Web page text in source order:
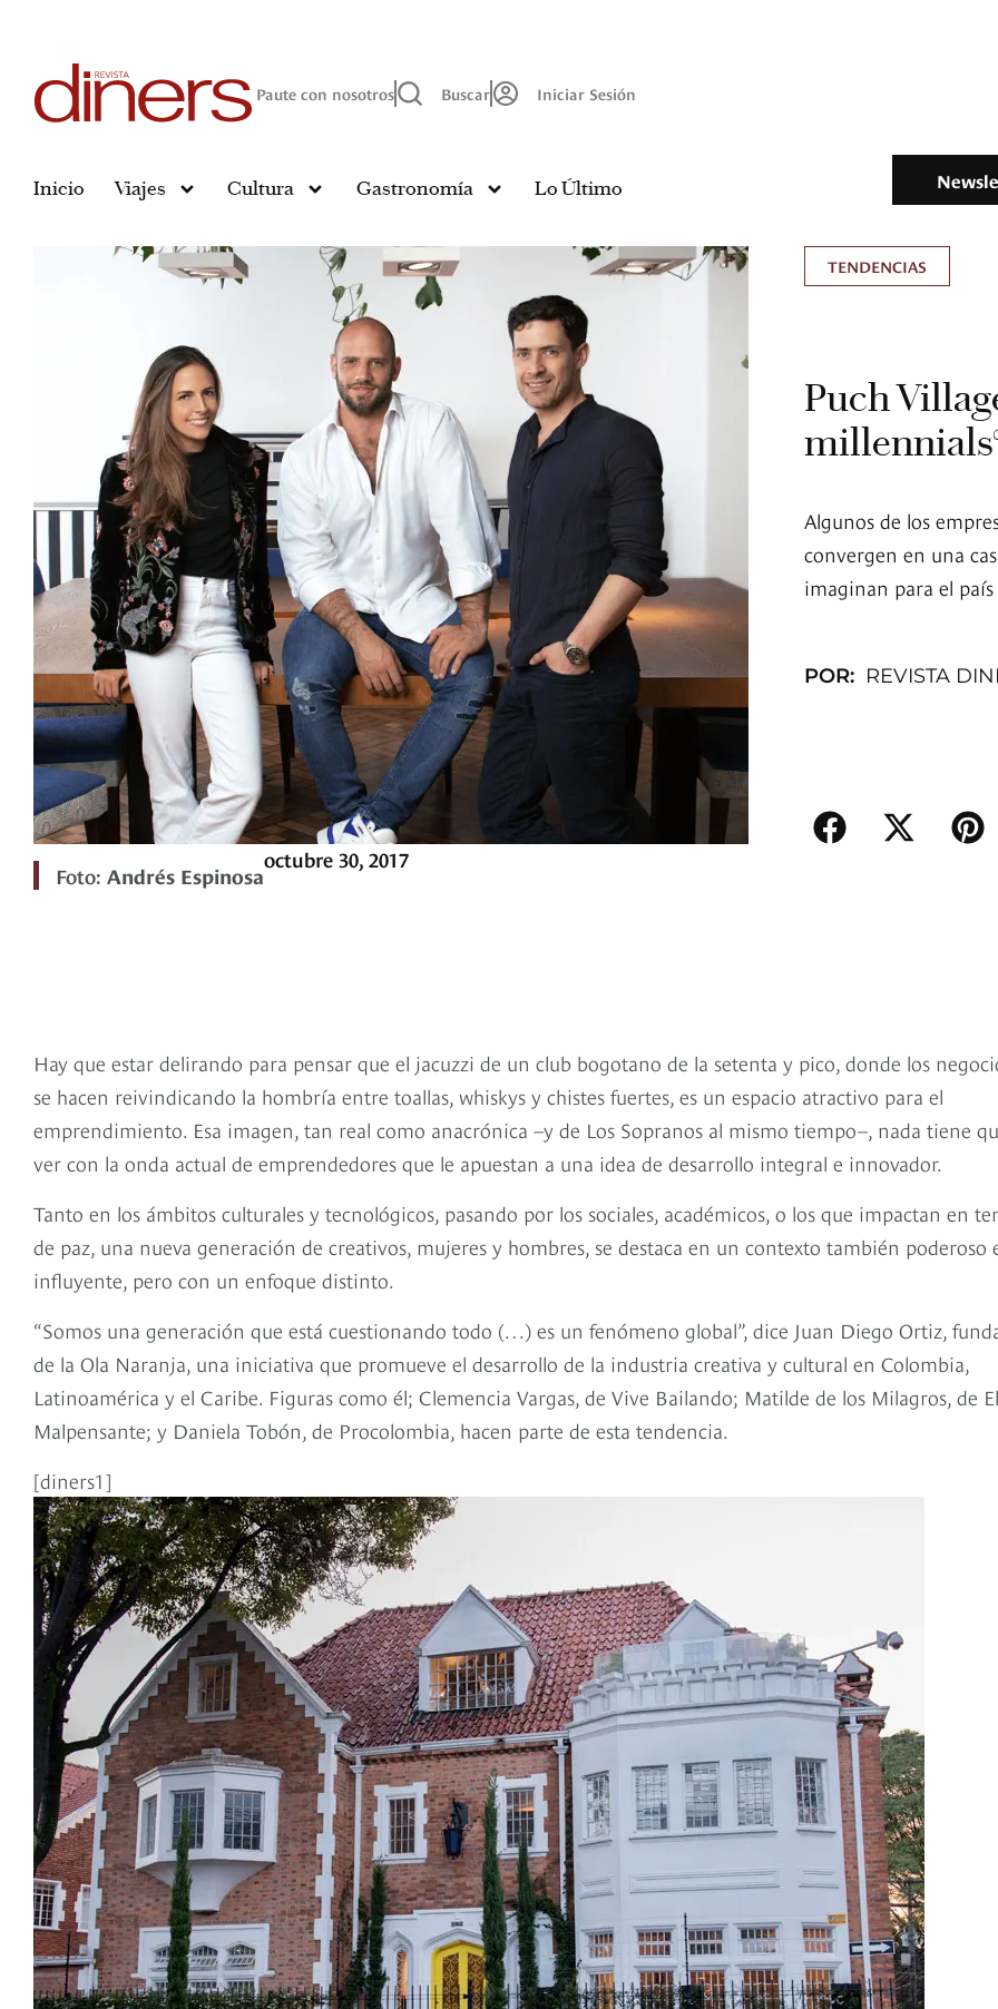
Paute con nosotros Buscar Iniciar Sesión
Inicio Viajes Cultura Gastronomía Lo Último
Foto: Andrés Espinosa
octubre 30, 2017
TENDENCIAS
Puch
Algunos de los
convergen en una
imaginan para el
POR: REVISTA
Hay que estar delirando para pensar que el jacuzzi de un club bogotano de la setenta y pico, donde los
se hacen reivindicando la hombría entre toallas, whiskys y chistes fuertes, es un espacio atractivo para el
emprendimiento. Esa imagen, tan real como anacrónica –y de Los Sopranos al mismo tiempo–, nada tiene
ver con la onda actual de emprendedores que le apuestan a una idea de desarrollo integral e innovador.
Tanto en los ámbitos culturales y tecnológicos, pasando por los sociales, académicos, o los que impactan en
de paz, una nueva generación de creativos, mujeres y hombres, se destaca en un contexto también poderoso
influyente, pero con un enfoque distinto.
“Somos una generación que está cuestionando todo (…) es un fenómeno global”, dice Juan Diego Ortiz,
de la Ola Naranja, una iniciativa que promueve el desarrollo de la industria creativa y cultural en Colombia,
Latinoamérica y el Caribe. Figuras como él; Clemencia Vargas, de Vive Bailando; Matilde de los Milagros, de El
Malpensante; y Daniela Tobón, de Procolombia, hacen parte de esta tendencia.
[diners1]